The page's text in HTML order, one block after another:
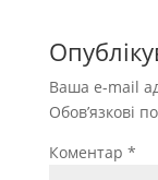
Ваша e-mail
Обов’язкові
Коментар *